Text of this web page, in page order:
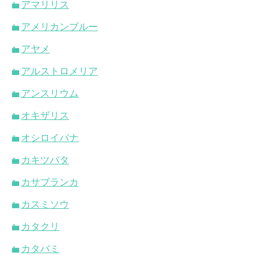
アマリリス
アメリカンブルー
アヤメ
アルストロメリア
アンスリウム
オキザリス
オシロイバナ
カキツバタ
カサブランカ
カスミソウ
カタクリ
カタバミ